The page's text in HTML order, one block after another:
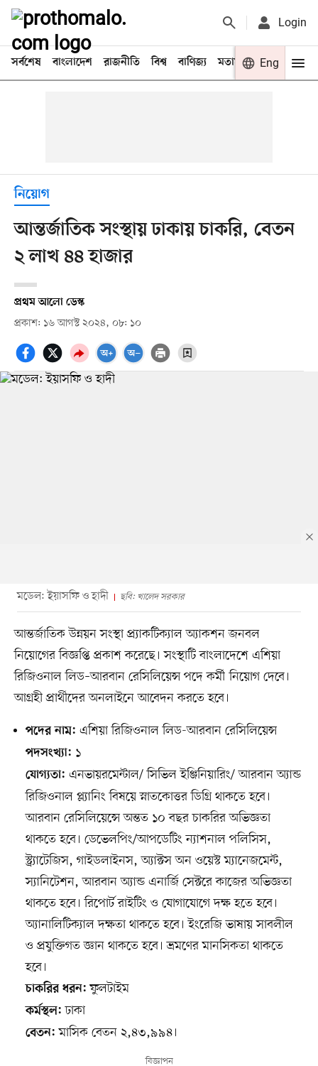
Login
সর্বশেষ বাংলাদেশ রাজনীতি বিশ্ব বাণিজ্য মতামত খেলা
Eng
নিয়োগ
আন্তর্জাতিক সংস্থায় ঢাকায় চাকরি, বেতন
২ লাখ ৪৪ হাজার
প্রথম আলো ডেস্ক
প্রকাশ: ১৬ আগস্ট ২০২৪, ০৮: ১০
মডেল: ইয়াসফি ও হাদী ছবি: খালেদ সরকার
আন্তর্জাতিক উন্নয়ন সংস্থা প্র্যাকটিক্যাল অ্যাকশন জনবল
নিয়োগের বিজ্ঞপ্তি প্রকাশ করেছে। সংস্থাটি বাংলাদেশে এশিয়া
রিজিওনাল লিড–আরবান রেসিলিয়েন্স পদে কর্মী নিয়োগ দেবে।
আগ্রহী প্রার্থীদের অনলাইনে আবেদন করতে হবে।
পদের নাম: এশিয়া রিজিওনাল লিড-আরবান রেসিলিয়েন্স
পদসংখ্যা: ১
যোগ্যতা: এনভায়রমেন্টাল/ সিভিল ইঞ্জিনিয়ারিং/ আরবান অ্যান্ড
রিজিওনাল প্ল্যানিং বিষয়ে স্নাতকোত্তর ডিগ্রি থাকতে হবে।
আরবান রেসিলিয়েন্সে অন্তত ১০ বছর চাকরির অভিজ্ঞতা
থাকতে হবে। ডেভেলপিং/আপডেটিং ন্যাশনাল পলিসিস,
স্ট্র্যাটেজিস, গাইডলাইনস, অ্যাক্টস অন ওয়েস্ট ম্যানেজমেন্ট,
স্যানিটেশন, আরবান অ্যান্ড এনার্জি সেক্টরে কাজের অভিজ্ঞতা
থাকতে হবে। রিপোর্ট রাইটিং ও যোগাযোগে দক্ষ হতে হবে।
অ্যানালিটিক্যাল দক্ষতা থাকতে হবে। ইংরেজি ভাষায় সাবলীল
ও প্রযুক্তিগত জ্ঞান থাকতে হবে। ভ্রমণের মানসিকতা থাকতে
হবে।
চাকরির ধরন: ফুলটাইম
কর্মস্থল: ঢাকা
বেতন: মাসিক বেতন ২,৪৩,৯৯৪।